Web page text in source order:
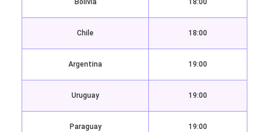
Bolivia 18:00
Chile 18:00
Argentina 19:00
Uruguay 19:00
Paraguay 19:00